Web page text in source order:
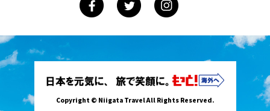
Copyright © Niigata Travel All Rights Reserved.